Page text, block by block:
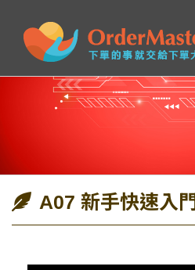
content
A07 新手快速入